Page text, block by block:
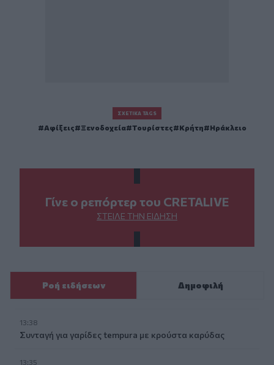
ΣΧΕΤΙΚΆ TAGS
Αφίξεις Ξενοδοχεία Τουρίστες Κρήτη Ηράκλειο
Γίνε ο ρεπόρτερ του CRETALIVE
ΣΤΕΊΛΕ ΤΗΝ ΕΊΔΗΣΗ
Ροή ειδήσεων Δημοφιλή
13:38
Συνταγή για γαρίδες tempura με κρούστα καρύδας
13:35